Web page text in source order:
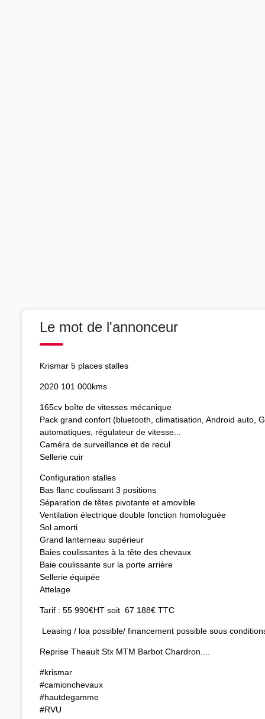
Le mot de l'annonceur
Krismar 5 places stalles
2020 101 000kms
165cv boîte de vitesses mécanique
Pack grand confort (bluetooth, climatisation, Android auto,
automatiques, régulateur de vitesse...
Caméra de surveillance et de recul
Sellerie cuir
Configuration stalles
Bas flanc coulissant 3 positions
Séparation de têtes pivotante et amovible
Ventilation électrique double fonction homologuée
Sol amorti
Grand lanterneau supérieur
Baies coulissantes à la tête des chevaux
Baie coulissante sur la porte arrière
Sellerie équipée
Attelage
Tarif : 55 990€HT soit 67 188€ TTC
Leasing / loa possible/ financement possible sous
Reprise Theault Stx MTM Barbot Chardron....
#krismar
#camionchevaux
#hautdegamme
#RVU